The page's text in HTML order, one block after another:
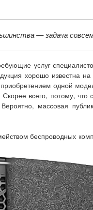
— задача
услуг
хорошо известна
одной
всего, потому, что
массовая
беспроводных